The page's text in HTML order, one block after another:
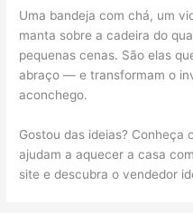
Uma bandeja com chá, um
manta sobre a cadeira do
pequenas cenas. São elas
abraço — e transformam o
aconchego.
Gostou das ideias? Conheça
ajudam a aquecer a casa
site e descubra o vendedor